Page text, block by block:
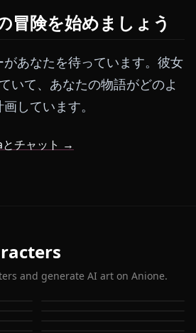
冒険を始めましょう
があなたを待っています。彼女
いて、あなたの物語がどのよ
しています。
チャット →
and generate AI art on Anione.